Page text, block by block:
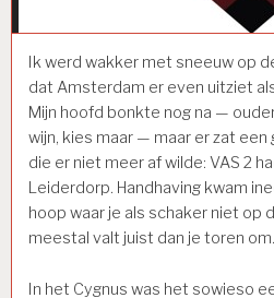
Ik werd wakker met sneeuw op
dat Amsterdam er even uitziet
Mijn hoofd bonkte nog na —
wijn, kies maar — maar er zat een
die er niet meer af wilde: VAS 2
Leiderdorp. Handhaving kwam
hoop waar je als schaker niet op
meestal valt juist dan je toren om.
In het Cygnus was het sowieso